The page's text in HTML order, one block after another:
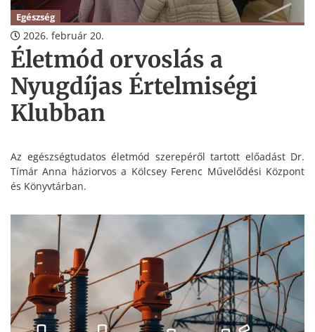
Egészség
2026. február 20.
Életmód orvoslás a
Nyugdíjas Értelmiségi
Klubban
Az egészségtudatos életmód szerepéről tartott előadást Dr.
Tímár Anna háziorvos a Kölcsey Ferenc Művelődési Központ
és Könyvtárban.